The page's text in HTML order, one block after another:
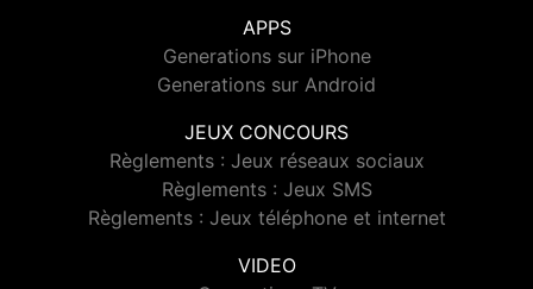
APPS
Generations sur iPhone
Generations sur Android
JEUX CONCOURS
Règlements : Jeux réseaux sociaux
Règlements : Jeux SMS
Règlements : Jeux téléphone et internet
VIDEO